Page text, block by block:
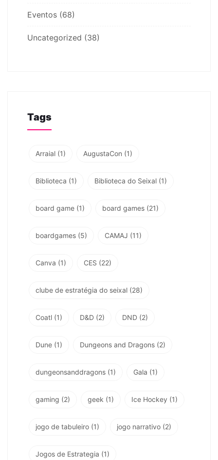
Eventos (68)
Uncategorized (38)
Tags
Arraial (1) AugustaCon (1)
Biblioteca (1) Biblioteca do Seixal (1)
board game (1) board games (21)
boardgames (5) CAMAJ (11)
Canva (1) CES (22)
clube de estratégia do seixal (28)
Coatl (1) D&D (2) DND (2)
Dune (1) Dungeons and Dragons (2)
dungeonsanddragons (1) Gala (1)
gaming (2) geek (1) Ice Hockey (1)
jogo de tabuleiro (1) jogo narrativo (2)
Jogos de Estrategia (1)